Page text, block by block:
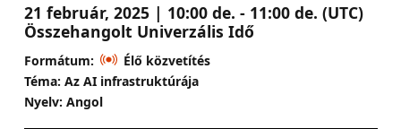
21 február, 2025 | 10:00 de. - 11:00 de. (UTC)
Összehangolt Univerzális Idő
Formátum:
Élő közvetítés
Téma: Az AI infrastruktúrája
Nyelv: Angol